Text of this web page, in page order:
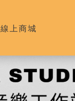
線上商城